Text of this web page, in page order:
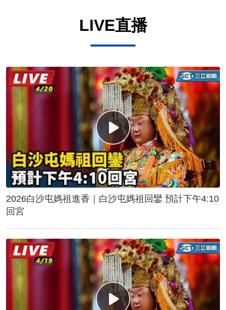
LIVE直播
2026白沙屯媽祖進香｜白沙屯媽祖回鑾 預計下午4:10
回宮